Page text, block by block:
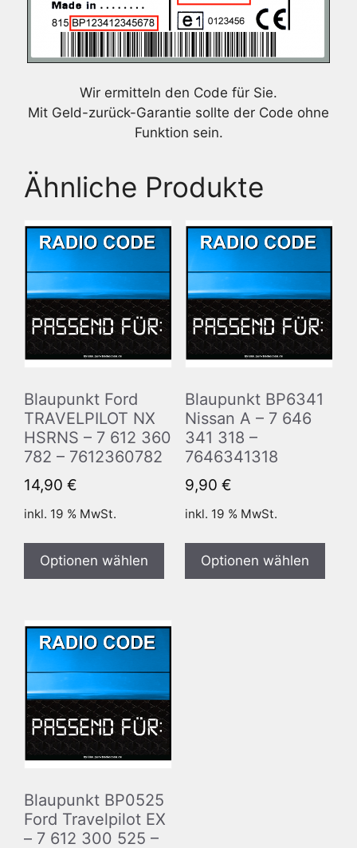
Wir ermitteln den Code für Sie.
Mit Geld-zurück-Garantie sollte der Code ohne
Funktion sein.
Ähnliche Produkte
Blaupunkt Ford
TRAVELPILOT NX
HSRNS – 7 612 360
782 – 7612360782
14,90 €
inkl. 19 % MwSt.
Optionen wählen
Blaupunkt BP6341
Nissan A – 7 646
341 318 –
7646341318
9,90 €
inkl. 19 % MwSt.
Optionen wählen
Blaupunkt BP0525
Ford Travelpilot EX
– 7 612 300 525 –